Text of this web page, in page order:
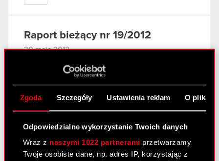
Zgoda Szczegóły Ustawienia reklam O
Odpowiedzialne wykorzystanie Twoich danych
Wraz z naszymi 1022 partnerami przetwarzamy
Twoje osobiste dane, np. adres IP, korzystając z
Raport bieżący nr 19/2012
30 maja 2012
Projekty uchwał Zwyczajnego Walnego
Zgromadzenia Akcjonariuszy
PDF Załącznik do raportu 19/2012
Raport bieżący nr 18/2012
30 maja 2012